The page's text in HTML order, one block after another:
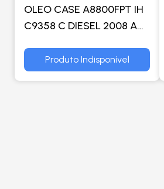
OLEO CASE A8800FPT IH
C9358 C DIESEL 2008 A
Produto Indisponível